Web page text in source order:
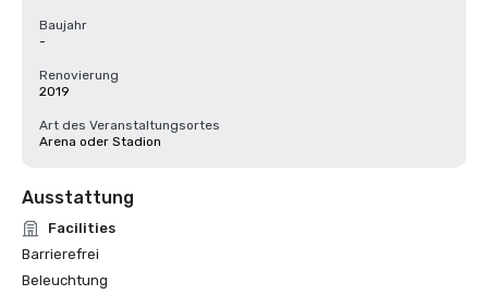
Baujahr
-
Renovierung
2019
Art des Veranstaltungsortes
Arena oder Stadion
Ausstattung
Facilities
Barrierefrei
Beleuchtung